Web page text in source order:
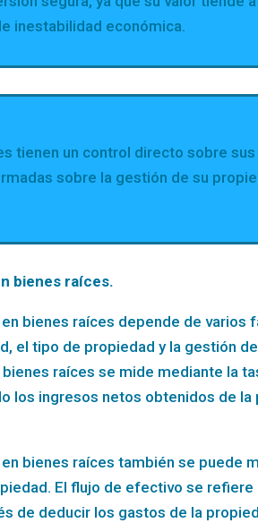
inestabilidad económica.
tienen un control directo sobre
sobre la gestión de su
bienes raíces.
bienes raíces depende de varios
el tipo de propiedad y la gestión
raíces se mide mediante la
los ingresos netos obtenidos de
bienes raíces también se puede
El flujo de efectivo se
de deducir los gastos de la